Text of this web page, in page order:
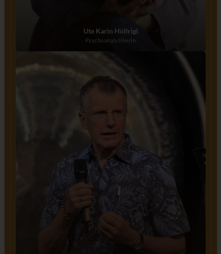
Ute Karin Höllrigl
Psychoanalytikerin